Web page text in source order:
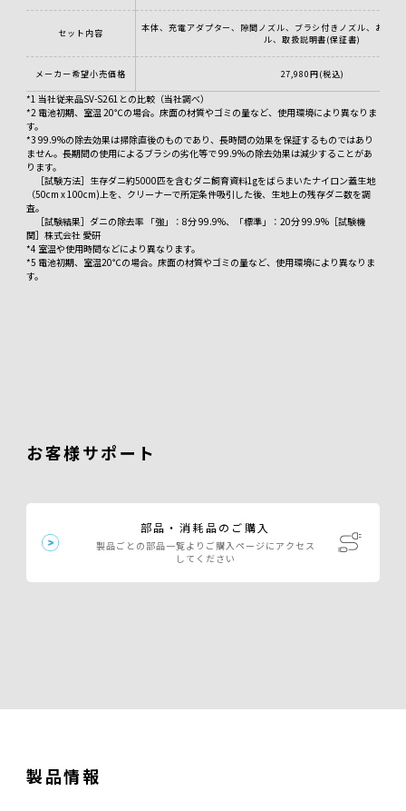
セット内容
本体、充電アダプター、隙間ノズル、ブラシ付きノズル、お手入
ル、取扱説明書(保証書)
メーカー希望小売価格 27,980円(税込)
*1 当社従来品SV-S261との比較（当社調べ）
*2 電池初期、室温 20℃の場合。床面の材質やゴミの量など、使用環境により異なりま
す。
*3 99.9%の除去効果は掃除直後のものであり、長時間の効果を保証するものではあり
ません。長期間の使用によるブラシの劣化等で 99.9%の除去効果は減少することがあ
ります。
［試験方法］生存ダニ約5000匹を含むダニ飼育資料1gをばらまいたナイロン蓋生地
（50cm x 100cm)上を、クリーナーで所定条件吸引した後、生地上の残存ダニ数を調
査。
［試験結果］ダニの除去率 「強」：8分 99.9%、「標準」：20分 99.9%［試験機
関］株式会社 愛研
*4 室温や使用時間などにより異なります。
*5 電池初期、室温20℃の場合。床面の材質やゴミの量など、使用環境により異なりま
す。
お客様サポート
部品・消耗品のご購入
製品ごとの部品一覧よりご購入ページにアクセス
してください
製品情報